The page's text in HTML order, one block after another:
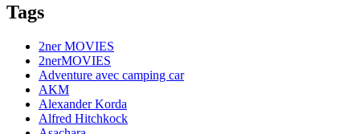
Tags
2ner MOVIES
2nerMOVIES
Adventure avec camping car
AKM
Alexander Korda
Alfred Hitchkock